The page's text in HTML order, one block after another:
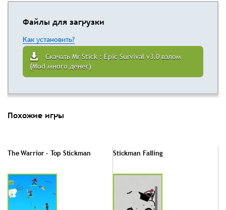
Файлы для загрузки
Как установить?
Скачать Mr Stick : Epic Survival v3.0 взлом
(Mod много денег)
Похожие игры
The Warrior - Top Stickman Stickman Falling